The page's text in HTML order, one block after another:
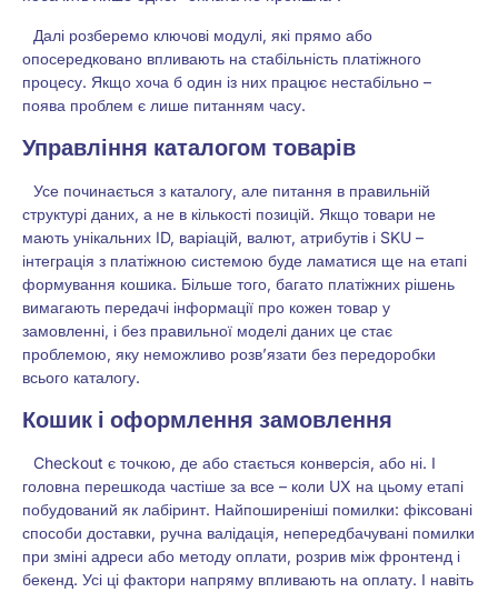
Далі розберемо ключові модулі, які прямо або
опосередковано впливають на стабільність платіжного
процесу. Якщо хоча б один із них працює нестабільно –
поява проблем є лише питанням часу.
Управління каталогом товарів
Усе починається з каталогу, але питання в правильній
структурі даних, а не в кількості позицій. Якщо товари не
мають унікальних ID, варіацій, валют, атрибутів і SKU –
інтеграція з платіжною системою буде ламатися ще на етапі
формування кошика. Більше того, багато платіжних рішень
вимагають передачі інформації про кожен товар у
замовленні, і без правильної моделі даних це стає
проблемою, яку неможливо розв’язати без передоробки
всього каталогу.
Кошик і оформлення замовлення
Checkout є точкою, де або стається конверсія, або ні. І
головна перешкода частіше за все – коли UX на цьому етапі
побудований як лабіринт. Найпоширеніші помилки: фіксовані
способи доставки, ручна валідація, непередбачувані помилки
при зміні адреси або методу оплати, розрив між фронтенд і
бекенд. Усі ці фактори напряму впливають на оплату. І навіть